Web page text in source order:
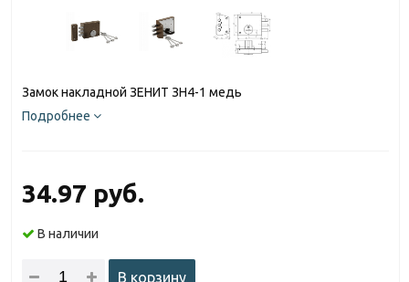
Замок накладной ЗЕНИТ ЗН4-1 медь
Подробнее
34.97 руб.
В наличии
В корзину